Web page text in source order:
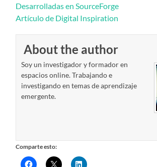
Desarrolladas en SourceForge
Artículo de Digital Inspiration
About the author
Soy un investigador y formador en
espacios online. Trabajando e
investigando en temas de aprendizaje
emergente.
Comparte esto: